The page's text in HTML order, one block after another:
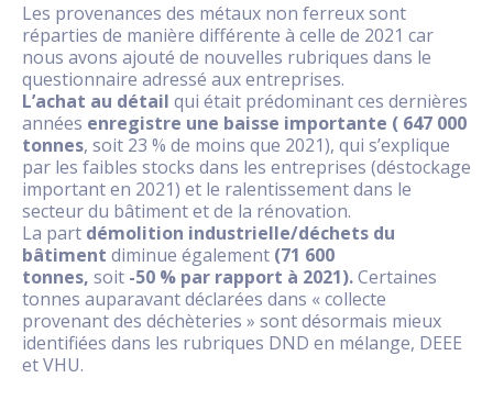
Les provenances des métaux non ferreux sont
réparties de manière différente à celle de 2021 car
nous avons ajouté de nouvelles rubriques dans le
questionnaire adressé aux entreprises.
L’achat au détail qui était prédominant ces dernières
années enregistre une baisse importante ( 647 000
tonnes, soit 23 % de moins que 2021), qui s’explique
par les faibles stocks dans les entreprises (déstockage
important en 2021) et le ralentissement dans le
secteur du bâtiment et de la rénovation.
La part démolition industrielle/déchets du
bâtiment diminue également (71 600
tonnes, soit -50 % par rapport à 2021).Certaines
tonnes auparavant déclarées dans « collecte
provenant des déchèteries » sont désormais mieux
identifiées dans les rubriques DND en mélange, DEEE
et VHU.